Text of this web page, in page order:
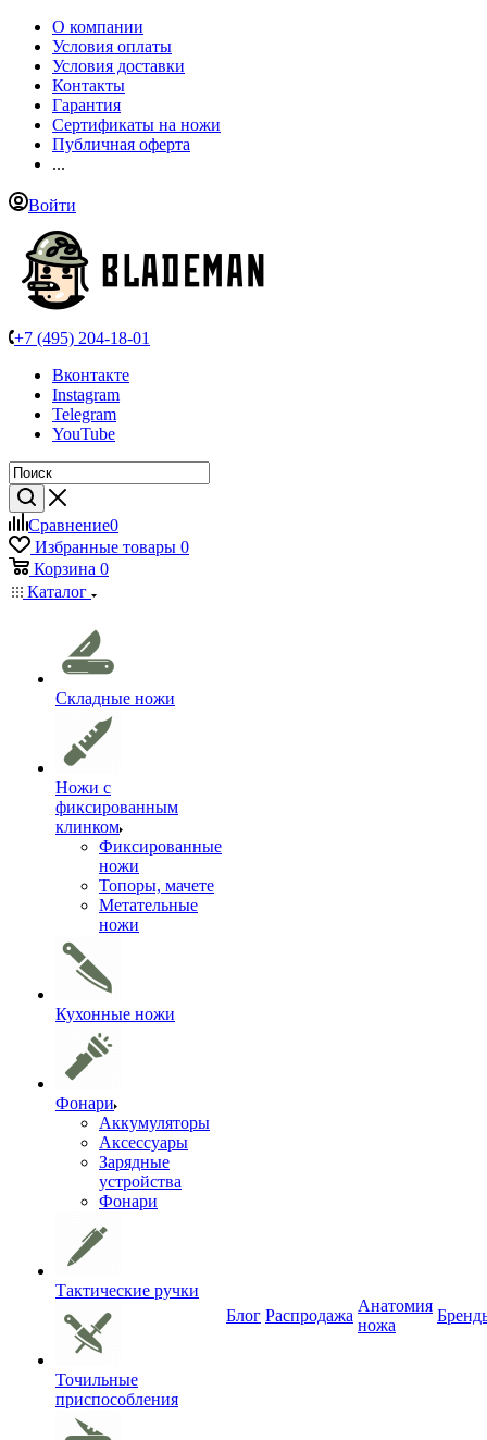
О компании
Условия оплаты
Условия доставки
Контакты
Гарантия
Сертификаты на ножи
Публичная оферта
...
Войти
+7 (495) 204-18-01
Вконтакте
Instagram
Telegram
YouTube
Сравнение0
Избранные товары 0
Корзина 0
Каталог
Складные ножи
Ножи с
фиксированным
клинком
Фиксированные
ножи
Топоры, мачете
Метательные
ножи
Кухонные ножи
Фонари
Аккумуляторы
Аксессуары
Зарядные
устройства
Фонари
Тактические ручки
Точильные
приспособления
Блог Распродажа
Анатомия
ножа